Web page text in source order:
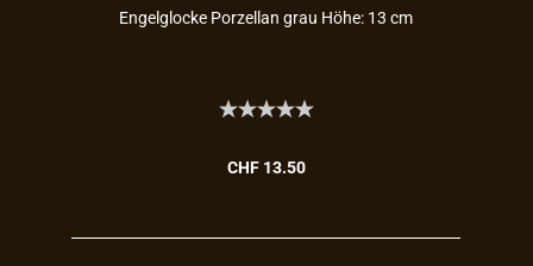
En­gel­glo­cke Por­zel­lan grau Höhe: 13 cm
CHF 13.50